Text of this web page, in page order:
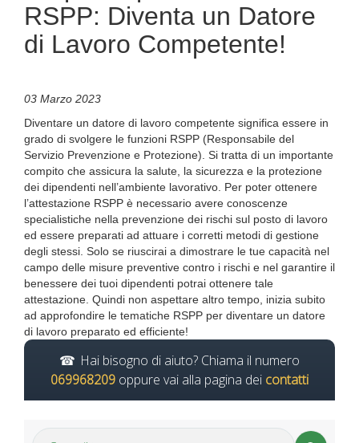
RSPP: Diventa un Datore
di Lavoro Competente!
03 Marzo 2023
Diventare un datore di lavoro competente significa essere in
grado di svolgere le funzioni RSPP (Responsabile del
Servizio Prevenzione e Protezione). Si tratta di un importante
compito che assicura la salute, la sicurezza e la protezione
dei dipendenti nell’ambiente lavorativo. Per poter ottenere
l’attestazione RSPP è necessario avere conoscenze
specialistiche nella prevenzione dei rischi sul posto di lavoro
ed essere preparati ad attuare i corretti metodi di gestione
degli stessi. Solo se riuscirai a dimostrare le tue capacità nel
campo delle misure preventive contro i rischi e nel garantire il
benessere dei tuoi dipendenti potrai ottenere tale
attestazione. Quindi non aspettare altro tempo, inizia subito
ad approfondire le tematiche RSPP per diventare un datore
di lavoro preparato ed efficiente!
Hai bisogno di aiuto? Chiama il numero
069968209 oppure vai alla pagina dei contatti